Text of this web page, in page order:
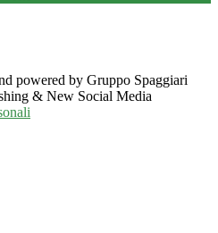
powered by Gruppo Spaggiari
& New Social Media